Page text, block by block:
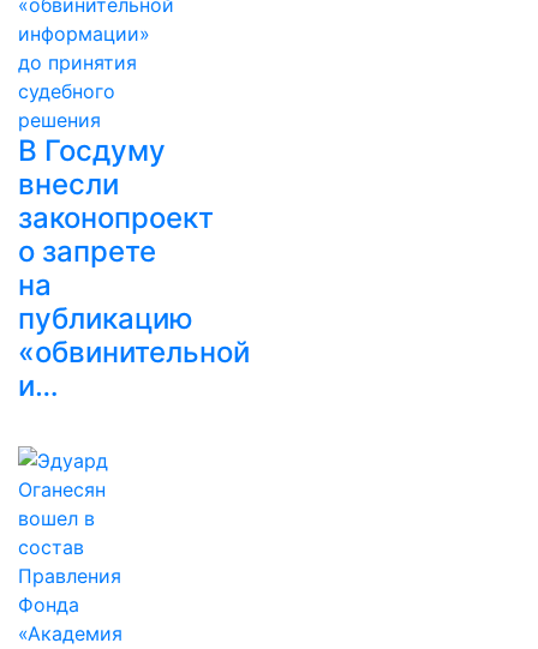
В Госдуму
внесли
законопроект
о запрете
на
публикацию
«обвинительной
и…